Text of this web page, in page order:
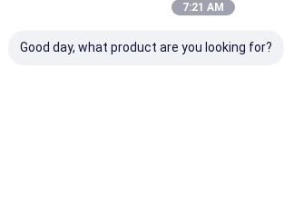
Materia prima dei cosmetici
7:21 AM
Good day, what product are you looking for?